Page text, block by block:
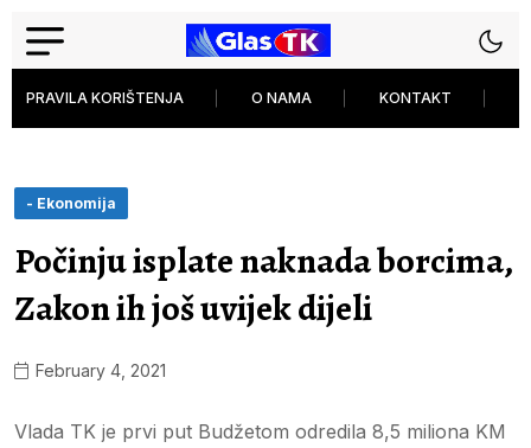
PRAVILA KORIŠTENJA O NAMA KONTAKT
- Ekonomija
Počinju isplate naknada borcima,
Zakon ih još uvijek dijeli
February 4, 2021
Vlada TK je prvi put Budžetom odredila 8,5 miliona KM